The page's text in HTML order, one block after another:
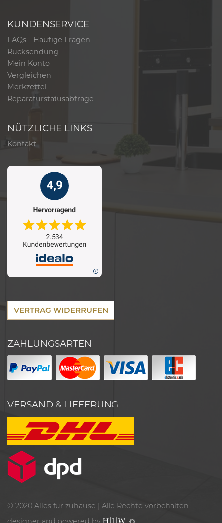
KUNDENSERVICE
FAQs - Häufige Fragen
Rücksendung
Mein Konto
Vergleichen
Merkzettel
Reparaturstatusabfrage
NÜTZLICHE LINKS
Kontakt
VERTRAG WIDERRUFEN
ZAHLUNGSARTEN
VERSAND & LIEFERUNG
© 2020 Alles für zuhause | Alle Rechte vorbehalten